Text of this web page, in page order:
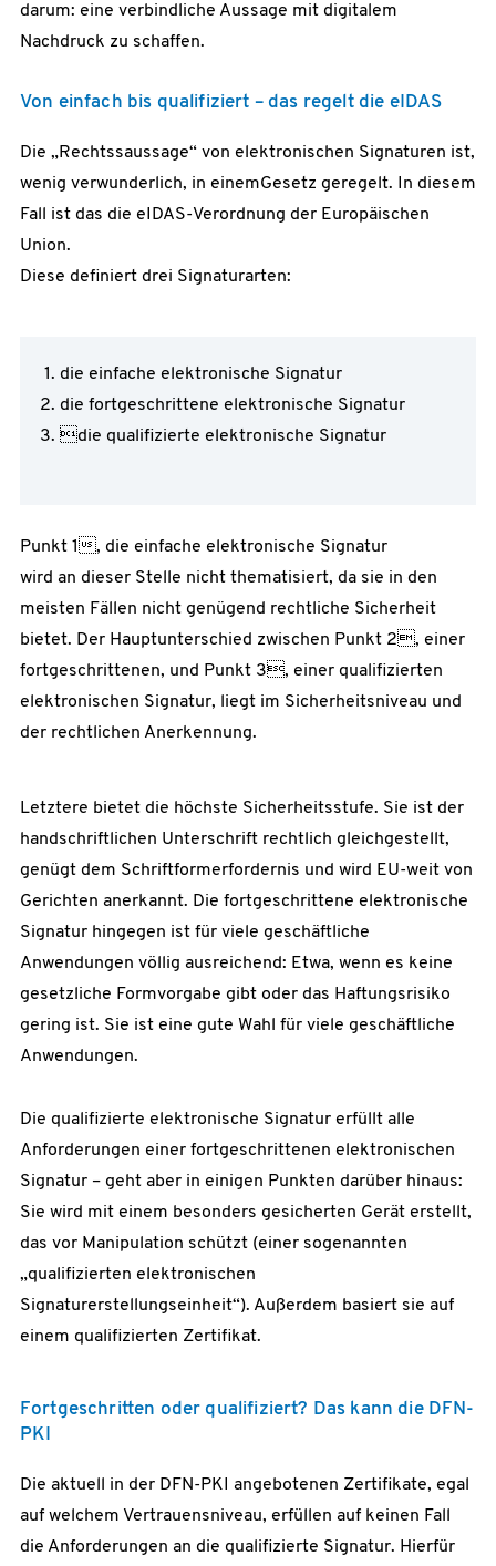
darum: eine verbindliche Aussage mit digitalem
Nachdruck zu schaffen.
Von einfach bis qualifiziert – das regelt die eIDAS
Die „Rechtssaussage“ von elektronischen Signaturen ist,
wenig verwunderlich, in einemGesetz geregelt. In diesem
Fall ist das die eIDAS-Verordnung der Europäischen
Union.
Diese definiert drei Signaturarten:
die einfache elektronische Signatur
die fortgeschrittene elektronische Signatur
die qualifizierte elektronische Signatur
Punkt 1, die einfache elektronische Signatur
wird an dieser Stelle nicht thematisiert, da sie in den
meisten Fällen nicht genügend rechtliche Sicherheit
bietet. Der Hauptunterschied zwischen Punkt 2, einer
fortgeschrittenen, und Punkt 3, einer qualifizierten
elektronischen Signatur, liegt im Sicherheitsniveau und
der rechtlichen Anerkennung.
Letztere bietet die höchste Sicherheitsstufe. Sie ist der
handschriftlichen Unterschrift rechtlich gleichgestellt,
genügt dem Schriftformerfordernis und wird EU-weit von
Gerichten anerkannt. Die fortgeschrittene elektronische
Signatur hingegen ist für viele geschäftliche
Anwendungen völlig ausreichend: Etwa, wenn es keine
gesetzliche Formvorgabe gibt oder das Haftungsrisiko
gering ist. Sie ist eine gute Wahl für viele geschäftliche
Anwendungen.
Die qualifizierte elektronische Signatur erfüllt alle
Anforderungen einer fortgeschrittenen elektronischen
Signatur – geht aber in einigen Punkten darüber hinaus:
Sie wird mit einem besonders gesicherten Gerät erstellt,
das vor Manipulation schützt (einer sogenannten
„qualifizierten elektronischen
Signaturerstellungseinheit“). Außerdem basiert sie auf
einem qualifizierten Zertifikat.
Fortgeschritten oder qualifiziert? Das kann die DFN-
PKI
Die aktuell in der DFN-PKI angebotenen Zertifikate, egal
auf welchem Vertrauensniveau, erfüllen auf keinen Fall
die Anforderungen an die qualifizierte Signatur. Hierfür